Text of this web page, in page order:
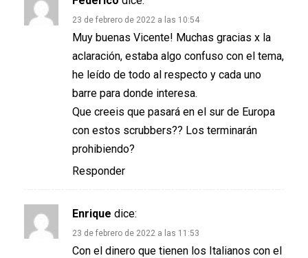
23 de febrero de 2022 a las 10:54
Muy buenas Vicente! Muchas gracias x la
aclaración, estaba algo confuso con el tema,
he leído de todo al respecto y cada uno
barre para donde interesa.
Que creeis que pasará en el sur de Europa
con estos scrubbers?? Los terminarán
prohibiendo?
Responder
Enrique dice:
23 de febrero de 2022 a las 11:53
Con el dinero que tienen los Italianos con el